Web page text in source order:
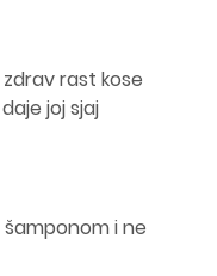
rast kose
joj sjaj
i ne